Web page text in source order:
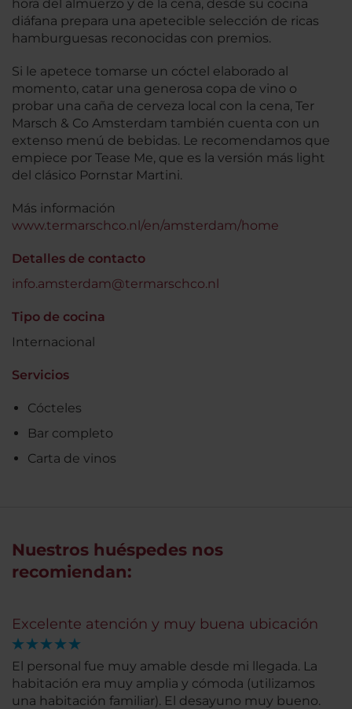
hora del almuerzo y de la cena, desde su cocina
diáfana prepara una apetecible selección de ricas
hamburguesas reconocidas con premios.
Si le apetece tomarse un cóctel elaborado al
momento, catar una generosa copa de vino o
probar una caña de cerveza local con la cena, Ter
Marsch & Co Amsterdam también cuenta con un
extenso menú de bebidas. Le recomendamos que
empiece por Tease Me, que es la versión más light
del clásico Pornstar Martini.
Más información
www.termarschco.nl/en/amsterdam/home
Detalles de contacto
info.amsterdam@termarschco.nl
Tipo de cocina
Internacional
Servicios
Cócteles
Bar completo
Carta de vinos
Nuestros huéspedes nos
recomiendan:
Excelente atención y muy buena ubicación
El personal fue muy amable desde mi llegada. La
habitación era muy amplia y cómoda (utilizamos
una habitación familiar). El desayuno muy bueno.